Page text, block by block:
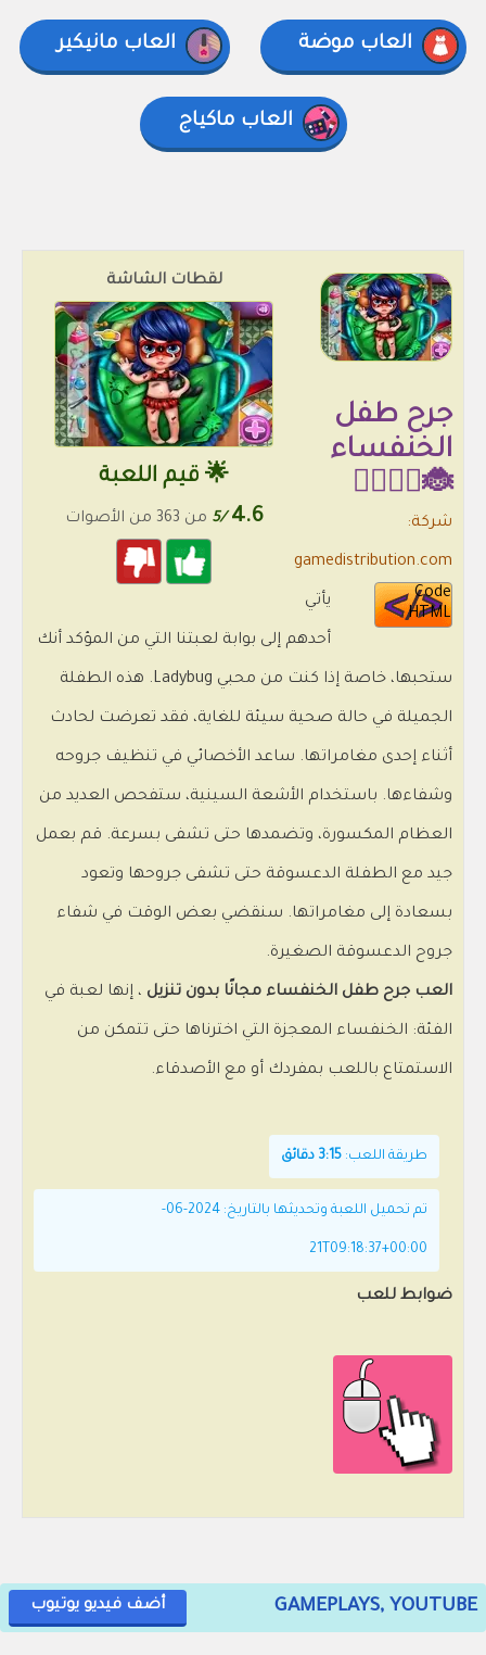
العاب موضة العاب مانيكير
العاب ماكياج
لقطات الشاشة
🌟 قيم اللعبة
4.6
/5 من 363 من الأصوات
جرح طفل
الخنفساء
🐞🦸‍♀️🦸‍♂️
شركة:
gamedistribution.com
Code
HTML
يأتي
أحدهم إلى بوابة لعبتنا التي من المؤكد أنك
ستحبها، خاصة إذا كنت من محبي Ladybug. هذه الطفلة
الجميلة في حالة صحية سيئة للغاية، فقد تعرضت لحادث
أثناء إحدى مغامراتها. ساعد الأخصائي في تنظيف جروحه
وشفاءها. باستخدام الأشعة السينية، ستفحص العديد من
العظام المكسورة، وتضمدها حتى تشفى بسرعة. قم بعمل
جيد مع الطفلة الدعسوقة حتى تشفى جروحها وتعود
بسعادة إلى مغامراتها. سنقضي بعض الوقت في شفاء
جروح الدعسوقة الصغيرة.
العب جرح طفل الخنفساء مجانًا بدون تنزيل ، إنها لعبة في
الفئة: الخنفساء المعجزة التي اخترناها حتى تتمكن من
الاستمتاع باللعب بمفردك أو مع الأصدقاء.
طريقة اللعب: 3:15 دقائق
تم تحميل اللعبة وتحديثها بالتاريخ: 2024-06-
21T09:18:37+00:00
ضوابط للعب
GAMEPLAYS, YOUTUBE أضف فيديو يوتيوب